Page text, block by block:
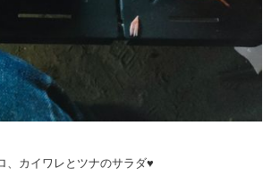
、カイワレとツナのサラダ♥️